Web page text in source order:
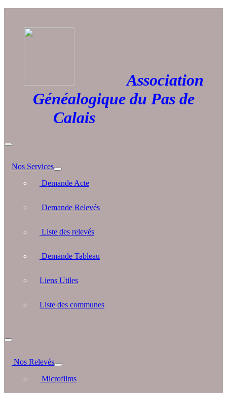
Association
Généalogique du Pas de
Calais
Nos Services
Demande Acte
Demande Relevés
Liste des relevés
Demande Tableau
Liens Utiles
Liste des communes
Nos Relevés
Microfilms